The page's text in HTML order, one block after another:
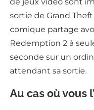
de jeux vidéo sont
sortie de Grand
comique partage
Redemption 2 à
seconde sur un
attendant sa sortie.
Au cas où vous